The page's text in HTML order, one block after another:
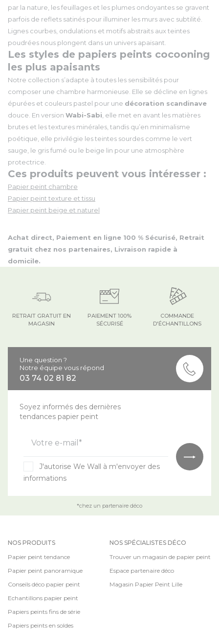
par la nature, les feuillages et les plumes ondoyantes se gravent
parfois de reflets satinés pour illuminer les murs avec subtilité.
Lignes courbes, ondulations et motifs abstraits aux teintes
poudrées nous plongent dans un univers apaisant.
Les styles de papiers peints cocooning
les plus apaisants
Notre collection s’adapte à toutes les sensibilités pour
composer une chambre harmonieuse. Elle se décline en lignes
épurées et couleurs pastel pour une décoration scandinave
douce. En version Wabi-Sabi , elle met en avant les matières
brutes et les textures minérales, tandis qu’en minimalisme
poétique, elle privilégie les teintes sourdes comme le vert
sauge, le gris fumé ou le beige lin pour une atmosphère
protectrice.
Ces produits peuvent vous intéresser :
Papier peint chambre
Papier peint texture et tissu
Papier peint beige et naturel
Achat direct, Paiement en ligne 100 % Sécurisé, Retrait
gratuit chez nos partenaires, Livraison rapide à
domicile.
COMMANDE
D'ÉCHANTILLONS
PAIEMENT 100%
SÉCURISÉ
RETRAIT GRATUIT EN
MAGASIN
Une question ?
Notre équipe vous répond
03 74 02 81 82
Soyez informés des dernières
tendances papier peint
Votre e-mail*
J'autorise We Wall à m'envoyer des
informations
*chez un partenaire déco
NOS PRODUITS
Papier peint tendance
Papier peint panoramique
Conseils déco papier peint
Echantillons papier peint
Papiers peints fins de série
Papiers peints en soldes
NOS SPÉCIALISTES DÉCO
Trouver un magasin de papier peint
Espace partenaire déco
Magasin Papier Peint Lille